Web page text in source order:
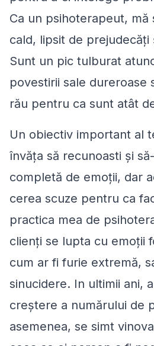
Ca un psihoterapeut, mă
cald, lipsit de prejudecăți
Sunt un pic tulburat
povestirii sale
rău pentru ca sunt atât
Un obiectiv important al
învăța să recunoasti și
completă de emoții, dar
cerea scuze pentru ca
practica mea de
clienți se lupta cu emoții
cum ar fi furie extremă,
sinucidere. In ultimii ani,
creștere a numărului de
asemenea, se simt